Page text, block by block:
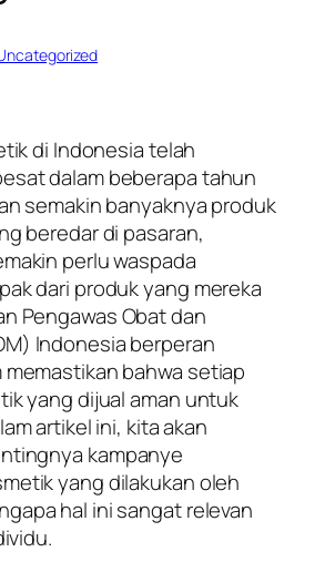
di Indonesia telah
dalam beberapa tahun
semakin banyaknya produk
beredar di pasaran,
perlu waspada
dari produk yang mereka
Pengawas Obat dan
Indonesia berperan
bahwa setiap
yang dijual aman untuk
artikel ini, kita akan
kampanye
yang dilakukan oleh
hal ini sangat relevan